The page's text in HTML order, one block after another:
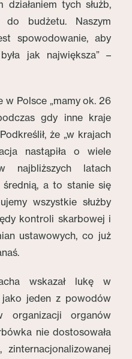
tych służb,
budżetu. Naszym
spowodowanie, aby
jak największa” –
w Polsce „mamy ok. 26
gdy inne kraje
że „w krajach
nastąpiła o wiele
najbliższych latach
a to stanie się
wszystkie służby
kontroli skarbowej i
ustawowych, co już
wskazał lukę w
jeden z powodów
organizacji organów
nie dostosowała